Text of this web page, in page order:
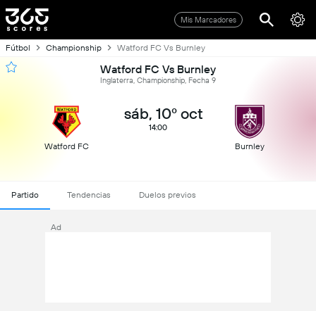
Mis Marcadores
Fútbol Championship Watford FC Vs Burnley
Watford FC Vs Burnley
Inglaterra, Championship, Fecha 9
Watford FC
sáb, 10º oct
14:00
Burnley
Partido Tendencias Duelos previos
Ad